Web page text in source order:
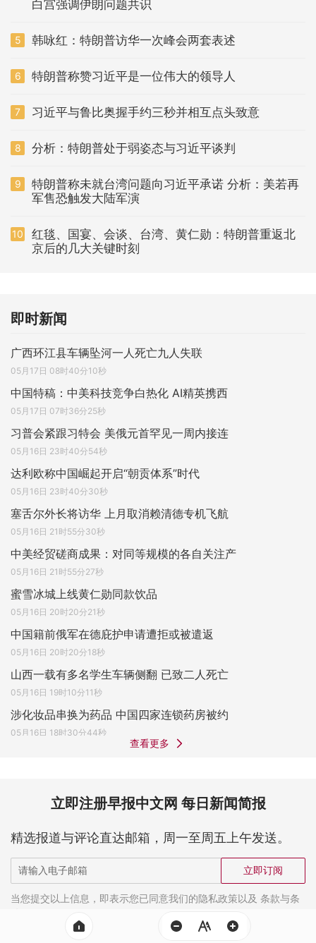
白宫强调伊朗问题共识
5 韩咏红：特朗普访华一次峰会两套表述
6 特朗普称赞习近平是一位伟大的领导人
7 习近平与鲁比奥握手约三秒并相互点头致意
8 分析：特朗普处于弱姿态与习近平谈判
9
特朗普称未就台湾问题向习近平承诺 分析：美若再
军售恐触发大陆军演
10
红毯、国宴、会谈、台湾、黄仁勋：特朗普重返北
京后的几大关键时刻
即时新闻
广西环江县车辆坠河一人死亡九人失联
05月17日 08时40分10秒
中国特稿：中美科技竞争白热化 AI精英携西
05月17日 07时36分25秒
习普会紧跟习特会 美俄元首罕见一周内接连
05月16日 23时40分54秒
达利欧称中国崛起开启“朝贡体系”时代
05月16日 23时40分30秒
塞舌尔外长将访华 上月取消赖清德专机飞航
05月16日 21时55分30秒
中美经贸磋商成果：对同等规模的各自关注产
05月16日 21时55分27秒
蜜雪冰城上线黄仁勋同款饮品
05月16日 20时20分21秒
中国籍前俄军在德庇护申请遭拒或被遣返
05月16日 20时20分18秒
山西一载有多名学生车辆侧翻 已致二人死亡
05月16日 19时10分11秒
涉化妆品串换为药品 中国四家连锁药房被约
05月16日 18时30分44秒
查看更多
立即注册早报中文网 每日新闻简报
精选报道与评论直达邮箱，周一至周五上午发送。
立即订阅
当您提交以上信息，即表示您已同意我们的隐私政策以及 条款与条